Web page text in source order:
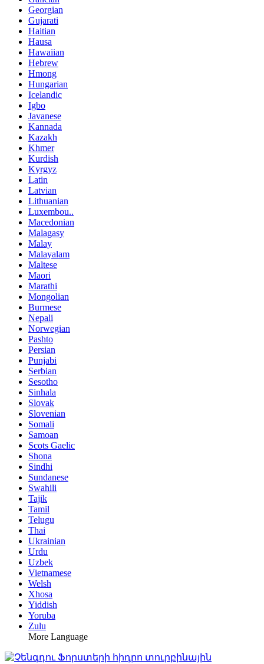
Georgian
Gujarati
Haitian
Hausa
Hawaiian
Hebrew
Hmong
Hungarian
Icelandic
Igbo
Javanese
Kannada
Kazakh
Khmer
Kurdish
Kyrgyz
Latin
Latvian
Lithuanian
Luxembou..
Macedonian
Malagasy
Malay
Malayalam
Maltese
Maori
Marathi
Mongolian
Burmese
Nepali
Norwegian
Pashto
Persian
Punjabi
Serbian
Sesotho
Sinhala
Slovak
Slovenian
Somali
Samoan
Scots Gaelic
Shona
Sindhi
Sundanese
Swahili
Tajik
Tamil
Telugu
Thai
Ukrainian
Urdu
Uzbek
Vietnamese
Welsh
Xhosa
Yiddish
Yoruba
Zulu
More Language